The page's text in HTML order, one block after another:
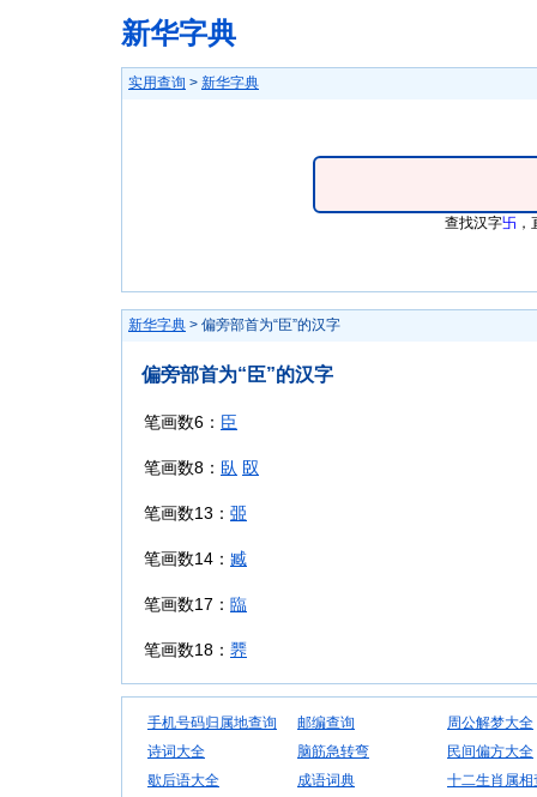
新华字典
实用查询 > 新华字典
查找汉字卐
新华字典 > 偏旁部首为“臣”的汉字
偏旁部首为“臣”的汉字
笔画数6： 臣
笔画数8： 臥 臤
笔画数13： 臦
笔画数14： 臧
笔画数17： 臨
笔画数18： 臩
手机号码归属地查询 邮编查询
周公解梦大全
诗词大全
脑筋急转弯
民间偏方大全
歇后语大全
成语词典
十二生肖属相